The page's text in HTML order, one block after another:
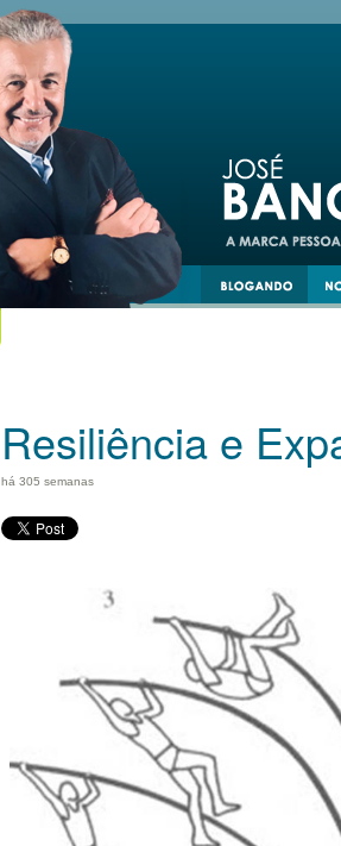
Resiliência e
há 305 semanas